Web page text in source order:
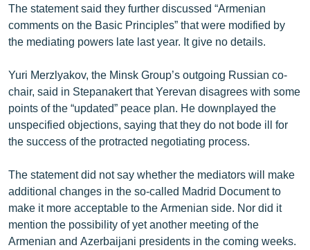
ՀԵՏԵՎԵՔ ՄԵԶ
«Ազատության» բոլոր կայքերը
The statement said they further discussed “Armenian
comments on the Basic Principles” that were modified by
the mediating powers late last year. It give no details.
Yuri Merzlyakov, the Minsk Group’s outgoing Russian co-
chair, said in Stepanakert that Yerevan disagrees with some
points of the “updated” peace plan. He downplayed the
unspecified objections, saying that they do not bode ill for
the success of the protracted negotiating process.
The statement did not say whether the mediators will make
additional changes in the so-called Madrid Document to
make it more acceptable to the Armenian side. Nor did it
mention the possibility of yet another meeting of the
Armenian and Azerbaijani presidents in the coming weeks.